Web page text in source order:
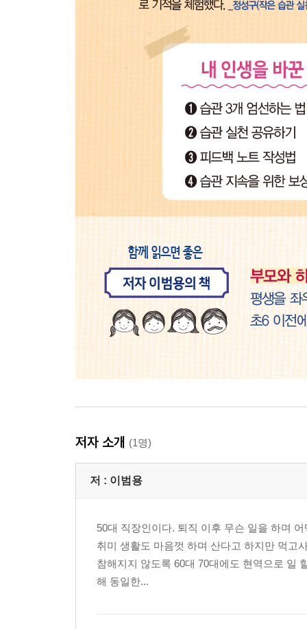
저자 소개 (1명)
저 : 이범용
50대 직장인이다. 퇴직 이후 무슨 일을 하며
취미 생활도 마음껏 하며 산다고 하지만 먹고
참해지지 않도록 60대 70대에도 현역으로 일
해 동일한...